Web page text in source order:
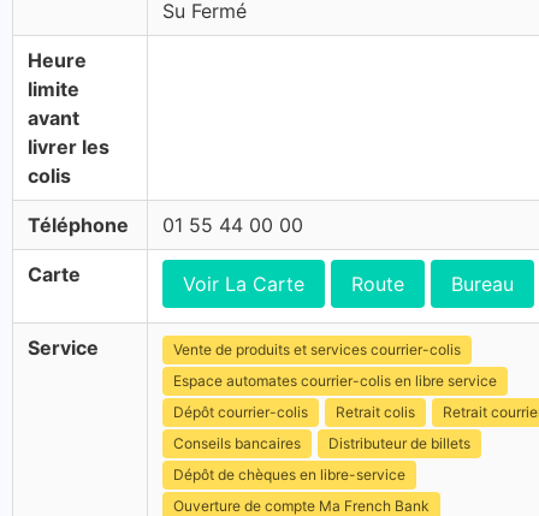
Su Fermé
Heure
limite
avant
livrer les
colis
Téléphone 01 55 44 00 00
Carte Voir La Carte Route Bureau
Service
Vente de produits et services courrier-colis
Espace automates courrier-colis en libre service
Dépôt courrier-colis
Retrait colis
Retrait
Conseils bancaires
Distributeur de billets
Dépôt de chèques en libre-service
Ouverture de compte Ma French Bank